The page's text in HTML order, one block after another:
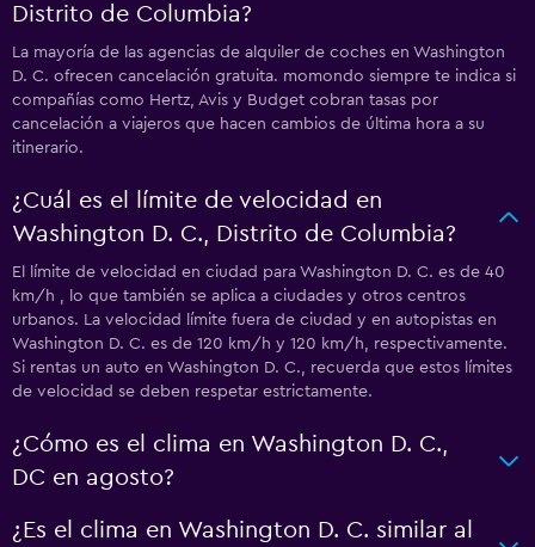
Distrito de Columbia?
La mayoría de las agencias de alquiler de coches en Washington
D. C. ofrecen cancelación gratuita. momondo siempre te indica si
compañías como Hertz, Avis y Budget cobran tasas por
cancelación a viajeros que hacen cambios de última hora a su
itinerario.
¿Cuál es el límite de velocidad en
Washington D. C., Distrito de Columbia?
El límite de velocidad en ciudad para Washington D. C. es de 40
km/h , lo que también se aplica a ciudades y otros centros
urbanos. La velocidad límite fuera de ciudad y en autopistas en
Washington D. C. es de 120 km/h y 120 km/h, respectivamente.
Si rentas un auto en Washington D. C., recuerda que estos límites
de velocidad se deben respetar estrictamente.
¿Cómo es el clima en Washington D. C.,
DC en agosto?
¿Es el clima en Washington D. C. similar al